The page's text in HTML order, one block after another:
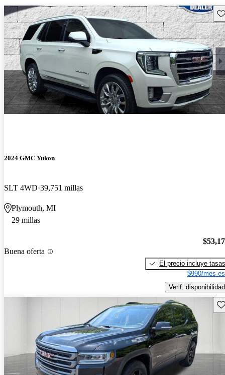
2024 GMC Yukon
SLT 4WD 39,751 millas
Plymouth, MI
29 millas
Buena oferta
El precio incluye tasas
$990/mes
Verif. disponibilidad